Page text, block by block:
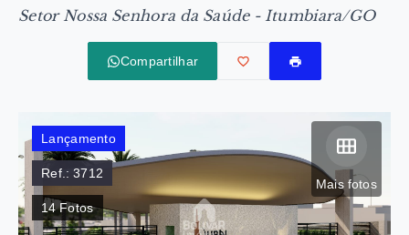
Setor Nossa Senhora da Saúde - Itumbiara/GO
Compartilhar
Mais fotos
Lançamento
Ref.:3712
14Fotos